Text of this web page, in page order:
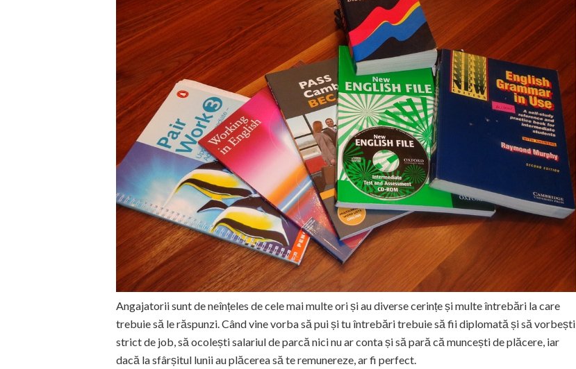
Angajatorii sunt de neînțeles de cele mai multe ori și au diverse cerințe și multe întrebări la care
trebuie să le răspunzi. Când vine vorba să pui și tu întrebări trebuie să fii diplomată și să vorbești
strict de job, să ocolești salariul de parcă nici nu ar conta și să pară că muncești de plăcere, iar
dacă la sfârșitul lunii au plăcerea să te remunereze, ar fi perfect.